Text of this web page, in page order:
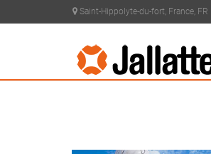
Saint-Hippolyte-du-fort, France, FR
PRODUITS >
PRÉCONISATIONS